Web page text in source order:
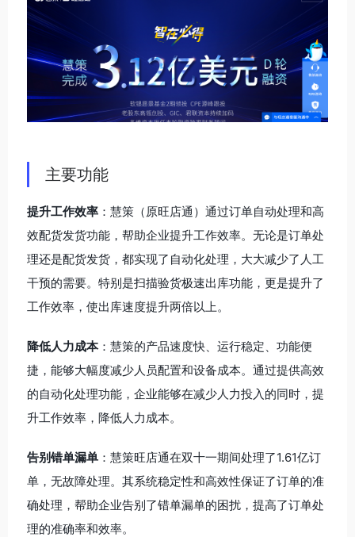
主要功能
提升工作效率 ：慧策（原旺店通）通过订单自动处理和高
效配货发货功能，帮助企业提升工作效率。无论是订单处
理还是配货发货，都实现了自动化处理，大大减少了人工
干预的需要。特别是扫描验货极速出库功能，更是提升了
工作效率，使出库速度提升两倍以上。
降低人力成本：慧策的产品速度快、运行稳定、功能便
捷，能够大幅度减少人员配置和设备成本。通过提供高效
的自动化处理功能，企业能够在减少人力投入的同时，提
升工作效率，降低人力成本。
告别错单漏单 ：慧策旺店通在双十一期间处理了1.61亿订
单，无故障处理。其系统稳定性和高效性保证了订单的准
确处理，帮助企业告别了错单漏单的困扰，提高了订单处
理的准确率和效率。